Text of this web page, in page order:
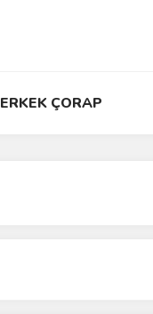
ERKEK ÇORAP